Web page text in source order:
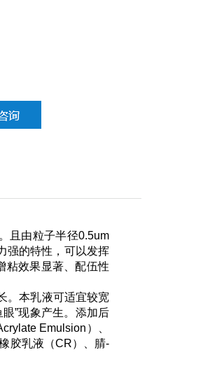
且由粒子半径0.5um
强的特性，可以发挥
粘效果显著、配伍性
。本乳液可适宜较宽
”现象产生。添加后
Emulsion）、
胶乳液（CR）、腈-